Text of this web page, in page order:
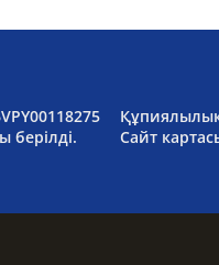
берілді.
Сайт